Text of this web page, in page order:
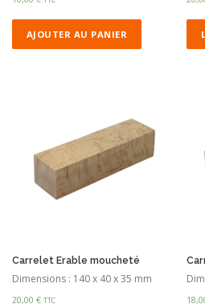
AJOUTER AU PANIER
Carrelet Erable moucheté
Dimensions : 140 x 40 x 35 mm
20,00 € TTC